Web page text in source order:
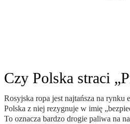
Czy Polska straci
Rosyjska ropa jest najtańsza na rynku
Polska z niej rezygnuje w imię
To oznacza bardzo drogie paliwa na